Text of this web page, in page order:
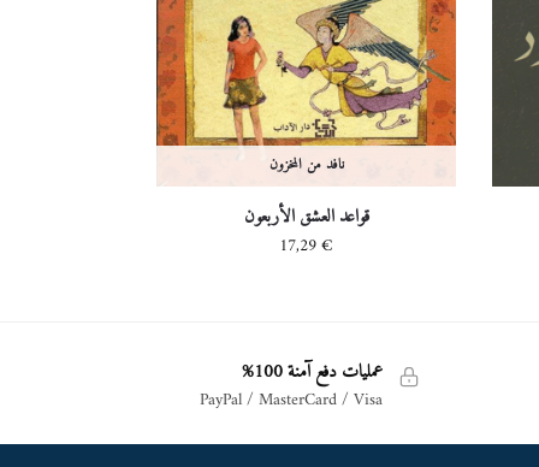
نافد من المخزون
قواعد العشق الأربعون
17,29€
عمليات دفع آمنة 100%
PayPal / MasterCard / Visa